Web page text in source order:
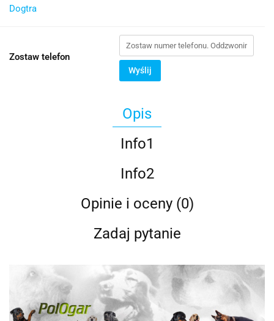
Dogtra
Zostaw telefon
Wyślij
Opis
Info1
Info2
Opinie i oceny (0)
Zadaj pytanie